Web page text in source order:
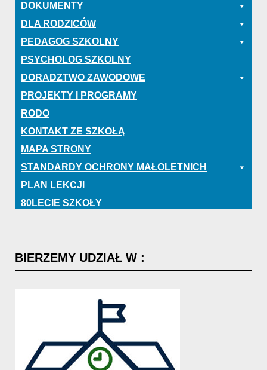
DOKUMENTY
DLA RODZICÓW
PEDAGOG SZKOLNY
PSYCHOLOG SZKOLNY
DORADZTWO ZAWODOWE
PROJEKTY I PROGRAMY
RODO
KONTAKT ZE SZKOŁĄ
MAPA STRONY
STANDARDY OCHRONY MAŁOLETNICH
PLAN LEKCJI
80LECIE SZKOŁY
BIERZEMY UDZIAŁ W :